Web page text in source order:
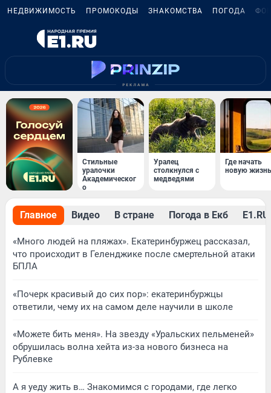
НЕДВИЖИМОСТЬ ПРОМОКОДЫ ЗНАКОМСТВА ПОГОДА
Стильные
уралочки
Академическог
о
Уралец
столкнулся с
медведями
Где начать
новую
Главное Видео В стране Погода в Екб
«Много людей на пляжах». Екатеринбуржец рассказал,
что происходит в Геленджике после смертельной атаки
БПЛА
«Почерк красивый до сих пор»: екатеринбуржцы
ответили, чему их на самом деле научили в школе
«Можете бить меня». На звезду «Уральских пельменей»
обрушилась волна хейта из-за нового бизнеса на
Рублевке
А я уеду жить в… Знакомимся с городами, где легко